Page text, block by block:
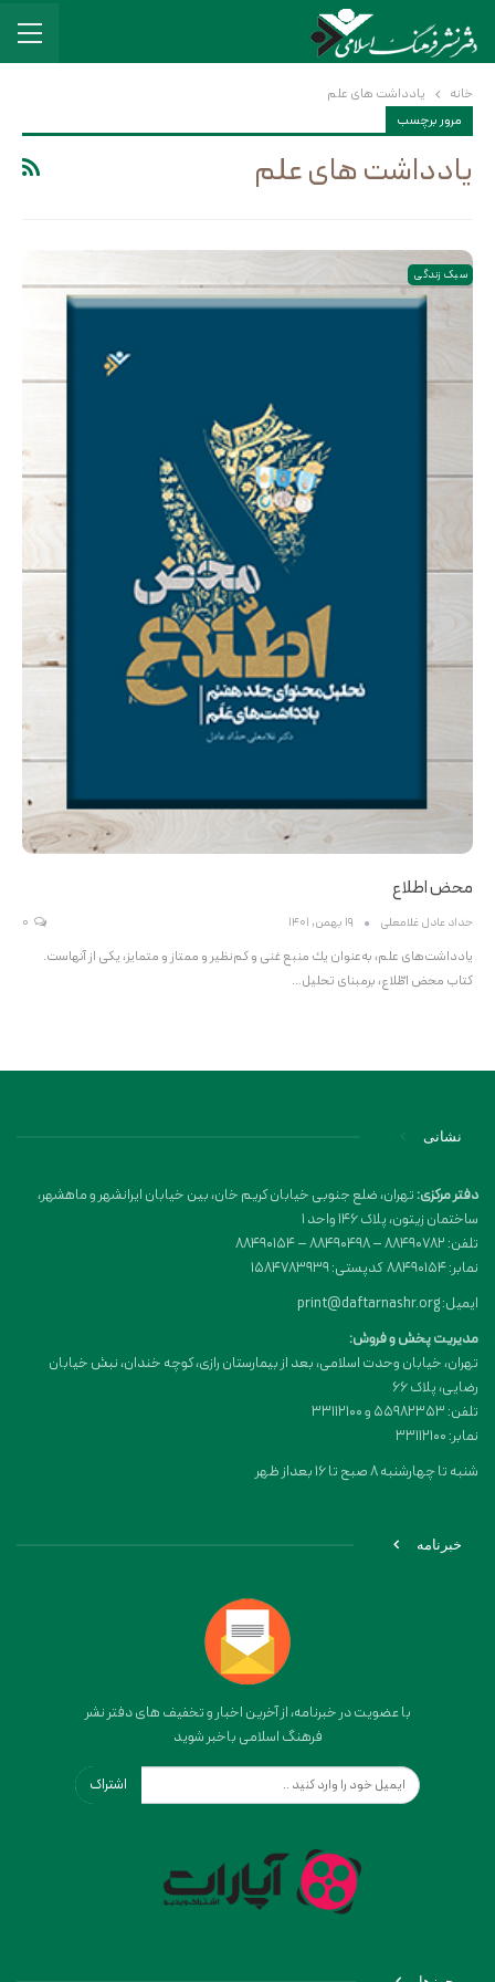
خانه
یادداشت های علم
مرور برچسب
یادداشت های علم
سبک زندگی
محض اطلاع
حداد عادل غلامعلی 19 بهمن, 1401
يادداشت‌های علم، به‌عنوان يك منبع غنی و كم‌نظير و ممتاز و متمايز، یکی از آنهاست.
کتاب محض اطّلاع، برمبنای تحلیل…
نشانی
دفتر مرکزی:تهران، ضلع جنوبی خیابان کریم خان، بین خیابان ایرانشهر و ماهشهر،
ساختمان زیتون، پلاک 146 واحد 1
تلفن: 88490782 – 88490498 – 88490154
نمابر: 88490154 کدپستی: 1584783939
ایمیل: print@daftarnashr.org
مدیریت پخش و فروش:
تهران، خیابان وحدت اسلامی، بعد از بیمارستان رازی، کوچه خندان، نبش خیابان
رضایی، پلاک ۶۶
تلفن: 55982353 و 33112100
نمابر: 33112100
شنبه تا چهارشنبه 8 صبح تا 16 بعداز ظهر
خبرنامه
با عضویت در خبرنامه، از آخرین اخبار و تخفیف های دفتر نشر
فرهنگ اسلامی باخبر شوید
اشتراک